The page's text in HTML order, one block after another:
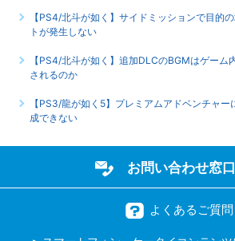
【PS4/北斗が如く】サイドミッションで目的
トが発生しない
【PS4/北斗が如く】追加DLCのBGMはゲーム
されるのか
【PS3/龍が如く5】プレミアムアドベンチャ
成できない
お問い合わせ窓
よくあるご質問